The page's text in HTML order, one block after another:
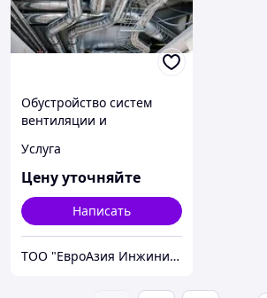
Обустройство систем
вентиляции и
Услуга
Цену уточняйте
Написать
ТОО "ЕвроАзия Инжиниринг"